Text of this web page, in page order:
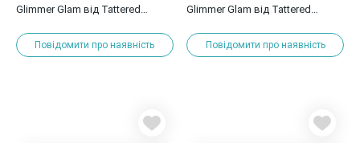
Glimmer Glam від Tattered
Повідомити про наявність
Glimmer Glam від Tattered
Повідомити про наявність